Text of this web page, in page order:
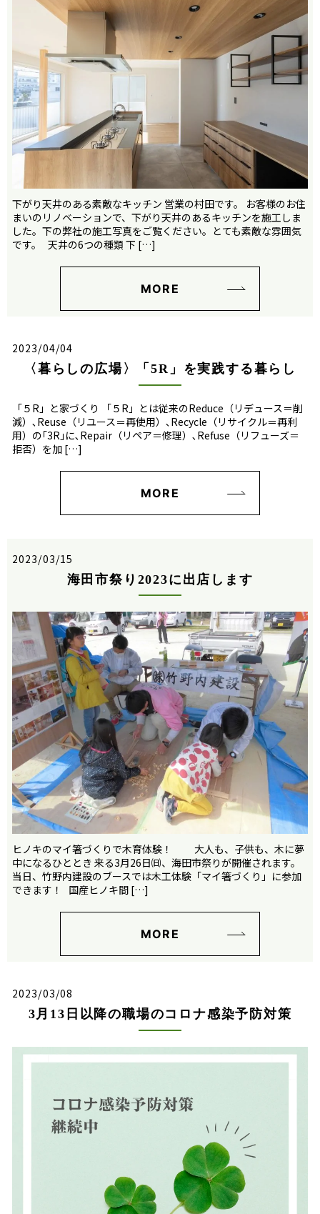
下がり天井のある素敵なキッチン 営業の村田です。 お客様のお住
まいのリノベーションで、下がり天井のあるキッチンを施工しま
した。下の弊社の施工写真をご覧ください。とても素敵な雰囲気
です。 天井の6つの種類 下 […]
MORE
2023/04/04
〈暮らしの広場〉「5R」を実践する暮らし
「５R」と家づくり 「５R」とは従来のReduce（リデュース＝削
減）､Reuse（リユース＝再使用）､Recycle（リサイクル＝再利
用）の｢3R｣に､Repair（リペア＝修理）､Refuse（リフューズ＝
拒否）を加 […]
MORE
2023/03/15
海田市祭り2023に出店します
ヒノキのマイ箸づくりで木育体験！ 大人も、子供も、木に夢
中になるひととき 来る3月26日㈰、海田市祭りが開催されます。
当日、竹野内建設のブースでは木工体験「マイ箸づくり」に参加
できます！ 国産ヒノキ間 […]
MORE
2023/03/08
3月13日以降の職場のコロナ感染予防対策